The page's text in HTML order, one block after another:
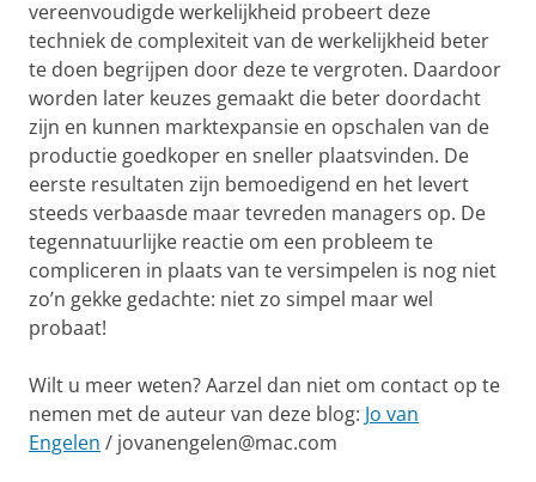
vereenvoudigde werkelijkheid probeert deze
techniek de complexiteit van de werkelijkheid beter
te doen begrijpen door deze te vergroten. Daardoor
worden later keuzes gemaakt die beter doordacht
zijn en kunnen marktexpansie en opschalen van de
productie goedkoper en sneller plaatsvinden. De
eerste resultaten zijn bemoedigend en het levert
steeds verbaasde maar tevreden managers op. De
tegennatuurlijke reactie om een probleem te
compliceren in plaats van te versimpelen is nog niet
zo’n gekke gedachte: niet zo simpel maar wel
probaat!
Wilt u meer weten? Aarzel dan niet om contact op te
nemen met de auteur van deze blog: Jo van
Engelen / jovanengelen@mac.com